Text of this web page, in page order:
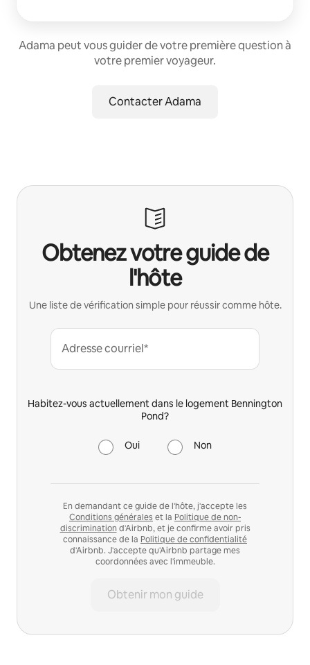
Adama peut vous guider de votre première question à
votre premier voyageur.
Contacter Adama
Obtenez votre guide de
l'hôte
Une liste de vérification simple pour réussir comme hôte.
Adresse courriel*
Habitez-vous actuellement dans le logement Bennington
Pond?
Oui Non
En demandant ce guide de l'hôte, j'accepte les
Conditions générales et la Politique de non-
discrimination d'Airbnb, et je confirme avoir pris
connaissance de la Politique de confidentialité
d'Airbnb. J'accepte qu'Airbnb partage mes
coordonnées avec l'immeuble.
Obtenir mon guide